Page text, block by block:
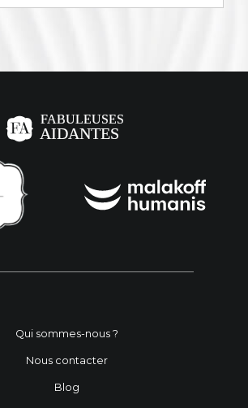
Qui sommes-nous ?
Nous contacter
Blog